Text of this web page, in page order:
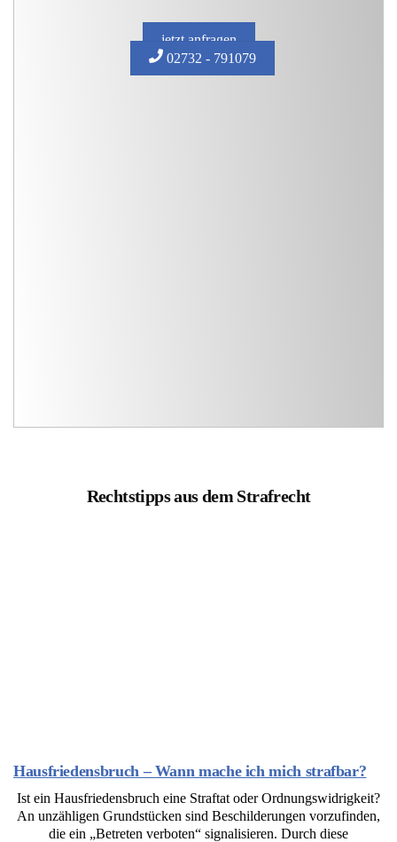
jetzt anfragen
02732 - 791079
Rechtstipps aus dem Strafrecht
Hausfriedensbruch – Wann mache ich mich strafbar?
Ist ein Hausfriedensbruch eine Straftat oder Ordnungswidrigkeit?
An unzähligen Grundstücken sind Beschilderungen vorzufinden,
die ein „Betreten verboten“ signalisieren. Durch diese